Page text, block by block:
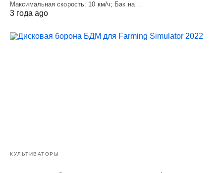
Макcимальная cкороcть: 10 км/ч; Бак на…
3 года ago
КУЛЬТИВАТОРЫ